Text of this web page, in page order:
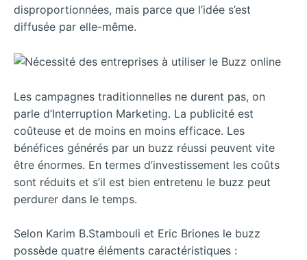
disproportionnées, mais parce que l’idée s’est
diffusée par elle-même.
Les campagnes traditionnelles ne durent pas, on
parle d’Interruption Marketing. La publicité est
coûteuse et de moins en moins efficace. Les
bénéfices générés par un buzz réussi peuvent vite
être énormes. En termes d’investissement les coûts
sont réduits et s’il est bien entretenu le buzz peut
perdurer dans le temps.
Selon Karim B.Stambouli et Eric Briones le buzz
possède quatre éléments caractéristiques :